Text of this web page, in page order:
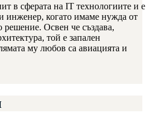
в сферата на IT технологиите и е
инженер, когато имаме нужда от
решение. Освен че създава,
той е запален
му любов са авиацията и